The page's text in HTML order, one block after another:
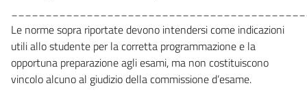
Le norme sopra riportate devono intendersi come indicazioni
utili allo studente per la corretta programmazione e la
opportuna preparazione agli esami, ma non costituiscono
vincolo alcuno al giudizio della commissione d’esame.